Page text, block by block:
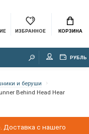
ИЗБРАННОЕ КОРЗИНА
РУБЛЬ
и беруши
Behind Head Hear
Доставка с нашего